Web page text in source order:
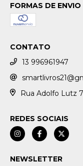
FORMAS DE ENVIO
CONTATO
13 996961947
Rua Adolfo Lutz
REDES SOCIAIS
NEWSLETTER